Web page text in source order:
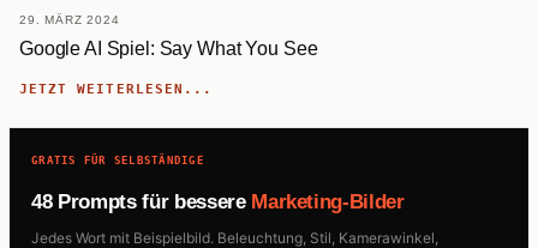
29. MÄRZ 2024
Google AI Spiel: Say What You See
JETZT WEITERLESEN...
GRATIS FÜR SELBSTÄNDIGE
48 Prompts für bessere Marketing-Bilder
Jedes Wort mit Beispielbild. Beleuchtung, Stil, Kamerawinkel,